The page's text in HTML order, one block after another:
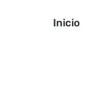
Inicio